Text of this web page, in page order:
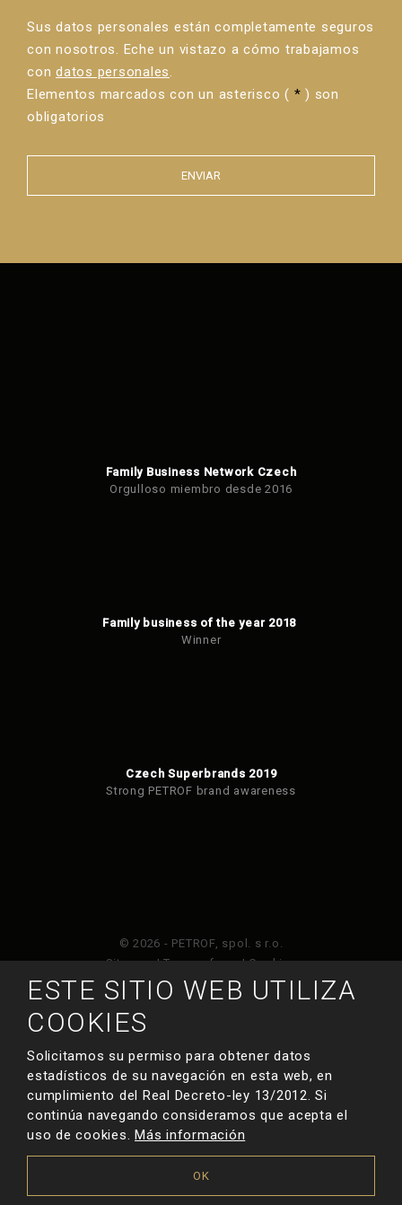
Sus datos personales están completamente seguros
con nosotros. Eche un vistazo a cómo trabajamos
con datos personales.
Elementos marcados con un asterisco ( * ) son
obligatorios
ENVIAR
Family Business Network Czech
Orgulloso miembro desde 2016
Family business of the year 2018
Winner
Czech Superbrands 2019
Strong PETROF brand awareness
© 2026 - PETROF, spol. s r.o.
Sitemap|Terms of use|Cookies
y está sujeto a la política de privacidad de
HECHO POR
ESTE SITIO WEB UTILIZA
COOKIES
Solicitamos su permiso para obtener datos
estadísticos de su navegación en esta web, en
cumplimiento del Real Decreto-ley 13/2012. Si
continúa navegando consideramos que acepta el
uso de cookies. Más información
OK